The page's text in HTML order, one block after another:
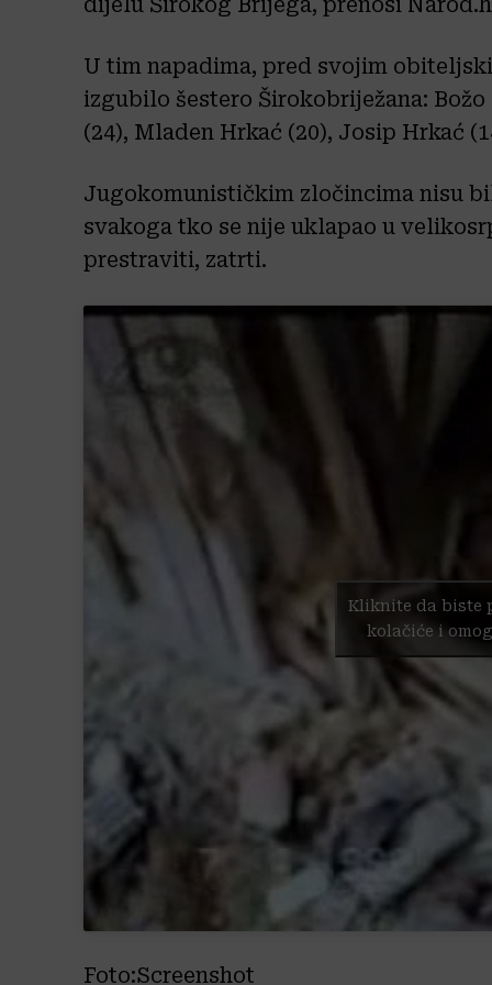
dijelu Širokog Brijega, prenosi
U tim napadima, pred svojim
izgubilo šestero Širokobriježana:
(24), Mladen Hrkać (20), Josip Hrkać
Jugokomunističkim zločincima nisu
svakoga tko se nije uklapao u
prestraviti, zatrti.
Kliknite da biste
kolačiće i
Foto:Screenshot